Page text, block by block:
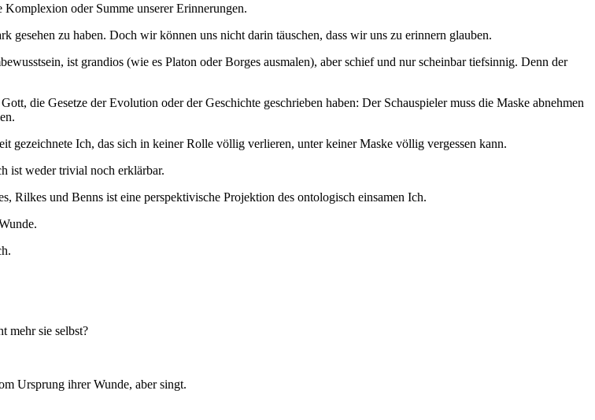
oder Summe unserer Erinnerungen.
gesehen zu haben. Doch wir können uns nicht darin täuschen, dass wir uns zu erinnern glauben.
ist grandios (wie es Platon oder Borges ausmalen), aber schief und nur scheinbar tiefsinnig. Denn der
die Gesetze der Evolution oder der Geschichte geschrieben haben: Der Schauspieler muss die Maske abnehmen
gezeichnete Ich, das sich in keiner Rolle völlig verlieren, unter keiner Maske völlig vergessen kann.
ist weder trivial noch erklärbar.
Rilkes und Benns ist eine perspektivische Projektion des ontologisch einsamen Ich.
mehr sie selbst?
Ursprung ihrer Wunde, aber singt.